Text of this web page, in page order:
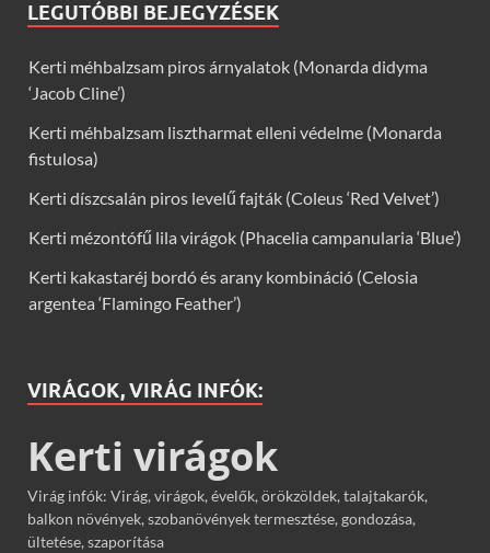
LEGUTÓBBI BEJEGYZÉSEK
Kerti méhbalzsam piros árnyalatok (Monarda didyma
‘Jacob Cline’)
Kerti méhbalzsam lisztharmat elleni védelme (Monarda
fistulosa)
Kerti díszcsalán piros levelű fajták (Coleus ‘Red Velvet’)
Kerti mézontófű lila virágok (Phacelia campanularia ‘Blue’)
Kerti kakastaréj bordó és arany kombináció (Celosia
argentea ‘Flamingo Feather’)
VIRÁGOK, VIRÁG INFÓK:
Kerti virágok
Virág infók: Virág, virágok, évelők, örökzöldek, talajtakarók,
balkon növények, szobanövények termesztése, gondozása,
ültetése, szaporítása